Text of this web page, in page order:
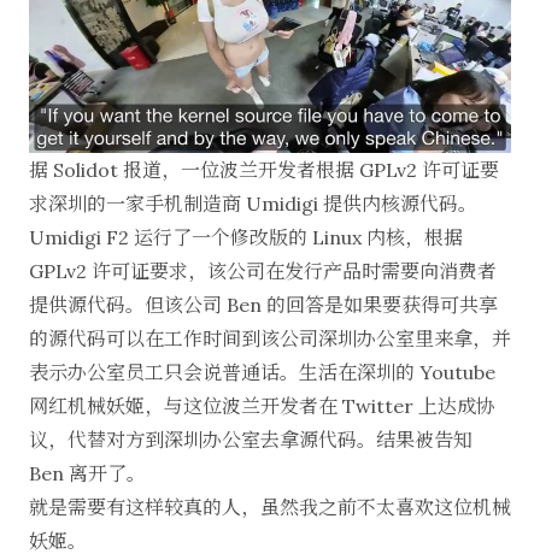
据 Solidot 报道，一位波兰开发者根据 GPLv2 许可证要
求深圳的一家手机制造商 Umidigi 提供内核源代码。
Umidigi F2 运行了一个修改版的 Linux 内核，根据
GPLv2 许可证要求，该公司在发行产品时需要向消费者
提供源代码。但该公司 Ben 的回答是如果要获得可共享
的源代码可以在工作时间到该公司深圳办公室里来拿，并
表示办公室员工只会说普通话。生活在深圳的 Youtube
网红机械妖姬，与这位波兰开发者在 Twitter 上达成协
议，代替对方到深圳办公室去拿源代码。 结果被告知
Ben 离开了。
就是需要有这样较真的人，虽然我之前不太喜欢这位机械
妖姬。